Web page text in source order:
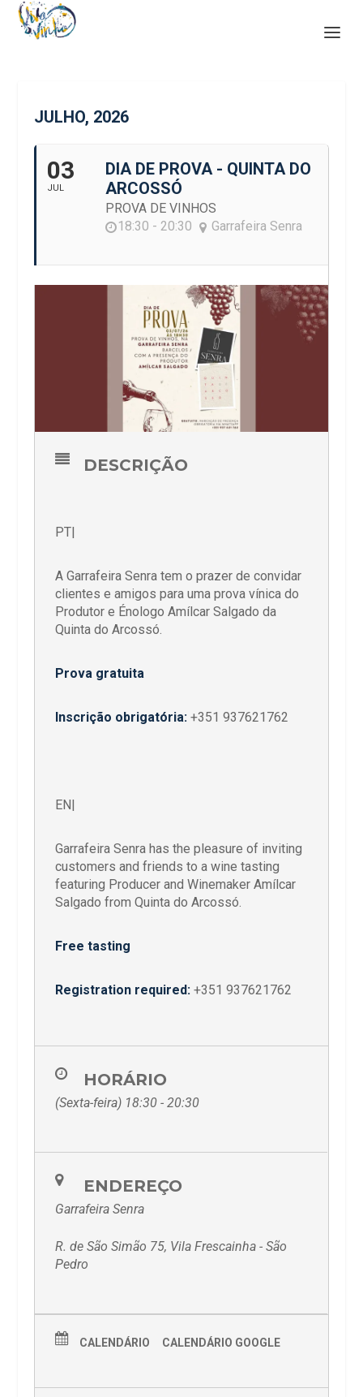
JULHO, 2026
03
JUL
DIA DE PROVA - QUINTA DO
ARCOSSÓ
PROVA DE VINHOS
18:30 - 20:30
Garrafeira Senra
DESCRIÇÃO
PT|
A Garrafeira Senra tem o prazer de convidar
clientes e amigos para uma prova vínica do
Produtor e Énologo Amílcar Salgado da
Quinta do Arcossó.
Prova gratuita
Inscrição obrigatória: +351 937621762
EN|
Garrafeira Senra has the pleasure of inviting
customers and friends to a wine tasting
featuring Producer and Winemaker Amílcar
Salgado from Quinta do Arcossó.
Free tasting
Registration required: +351 937621762
HORÁRIO
(Sexta-feira) 18:30 - 20:30
ENDEREÇO
Garrafeira Senra
R. de São Simão 75, Vila Frescainha - São
Pedro
CALENDÁRIO CALENDÁRIO GOOGLE